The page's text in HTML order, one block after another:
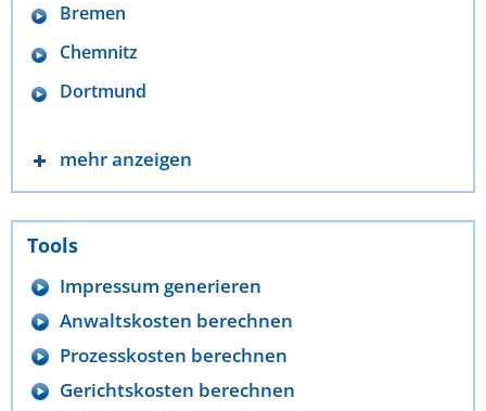
Bremen
Chemnitz
Dortmund
mehr anzeigen
Tools
Impressum generieren
Anwaltskosten berechnen
Prozesskosten berechnen
Gerichtskosten berechnen